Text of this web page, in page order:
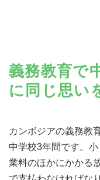
義務教育で
に同じ思い
カンボジアの義務教
中学校3年間です。
業料のほかにかかる